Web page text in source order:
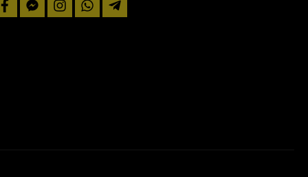
facebookfacebook-
messenger
instagram
whatsapptelegram-
plane